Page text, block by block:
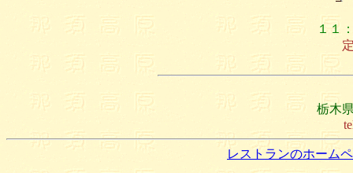
１１
栃木
レストランのホーム